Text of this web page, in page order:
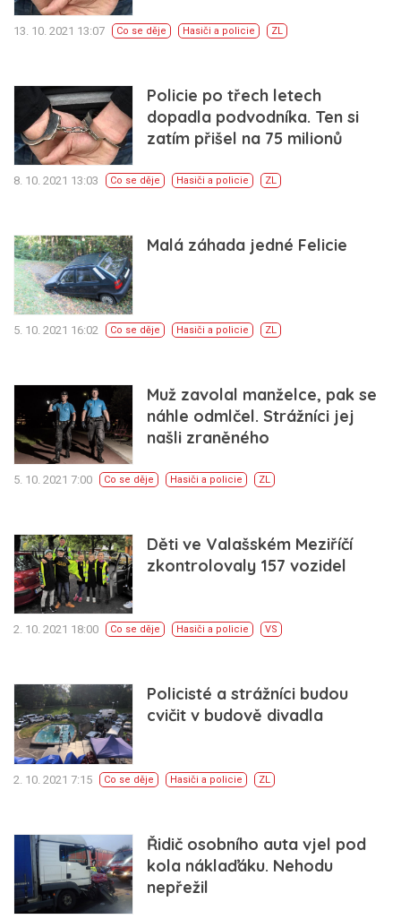
13. 10. 2021 13:07 Co se děje Hasiči a policie ZL
Policie po třech letech
dopadla podvodníka. Ten si
zatím přišel na 75 milionů
8. 10. 2021 13:03 Co se děje Hasiči a policie ZL
Malá záhada jedné Felicie
5. 10. 2021 16:02 Co se děje Hasiči a policie ZL
Muž zavolal manželce, pak se
náhle odmlčel. Strážníci jej
našli zraněného
5. 10. 2021 7:00 Co se děje Hasiči a policie ZL
Děti ve Valašském Meziříčí
zkontrolovaly 157 vozidel
2. 10. 2021 18:00 Co se děje Hasiči a policie VS
Policisté a strážníci budou
cvičit v budově divadla
2. 10. 2021 7:15 Co se děje Hasiči a policie ZL
Řidič osobního auta vjel pod
kola náklaďáku. Nehodu
nepřežil